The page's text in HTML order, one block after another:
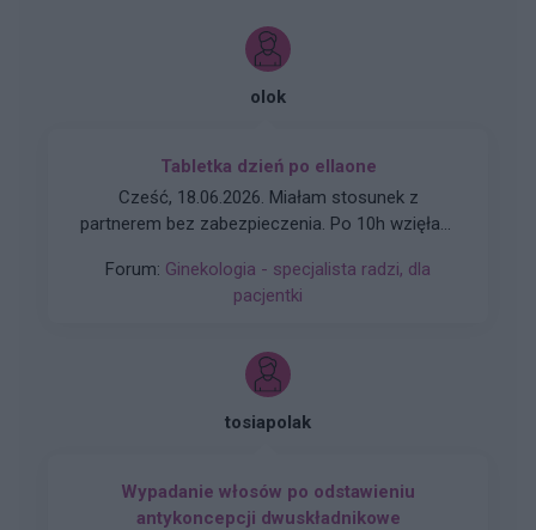
olok
Tabletka dzień po ellaone
Cześć, 18.06.2026. Miałam stosunek z
partnerem bez zabezpieczenia. Po 10h wzięłam
miesiączki to 25/26 maja. Zwykle mam okres
5dni. Cykl 28 dni. Za 2 dni powinnam dostać
niepłodne. Czy jest spora szansa na ciążę,
bardzo się stresuje
Forum: Ginekologia - specjalista radzi, dla
pacjentki
tosiapolak
Wypadanie włosów po odstawieniu
antykoncepcji dwuskładnikowe